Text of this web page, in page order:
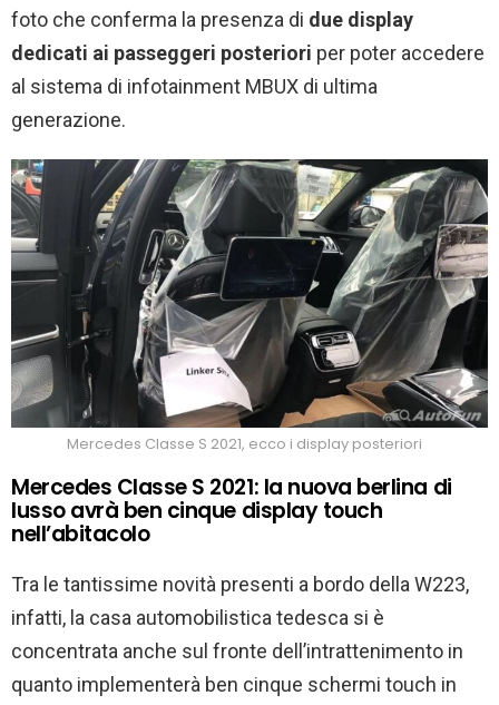
foto che conferma la presenza di due display
dedicati ai passeggeri posteriori per poter accedere
al sistema di infotainment MBUX di ultima
generazione.
Mercedes Classe S 2021, ecco i display posteriori
Mercedes Classe S 2021: la nuova berlina di
lusso avrà ben cinque display touch
nell’abitacolo
Tra le tantissime novità presenti a bordo della W223,
infatti, la casa automobilistica tedesca si è
concentrata anche sul fronte dell’intrattenimento in
quanto implementerà ben cinque schermi touch in